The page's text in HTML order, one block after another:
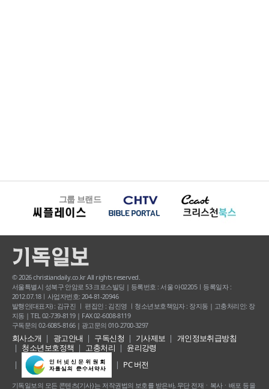
그룹 브랜드
© 2026 christiandaily.co.kr All rights reserved.
서울특별시 성북구 안암로 53 크로스빌딩 | 등록번호 : 서울 아02205ㅣ등록일자 :
2012.07.18ㅣ사업자번호: 204-81-20946
발행인(대표자) : 김규진 ㅣ 편집인 : 김진영 ㅣ청소년보호책임자 : 장지동 | 고충처리인: 장
지동 | TEL 02-739-8119 | FAX 02-6008-8119
구독문의 02-6085-8166 | 광고문의 010-2700-3297
회사소개 광고안내 구독신청 기사제보
개인정보취급방침
청소년보호정책
고충처리
윤리강령
PC 버전
기독일보의 모든 콘텐츠(기사) 는 저작권법의 보호를 받은바, 무단 전재ㆍ복사ㆍ배포 등을